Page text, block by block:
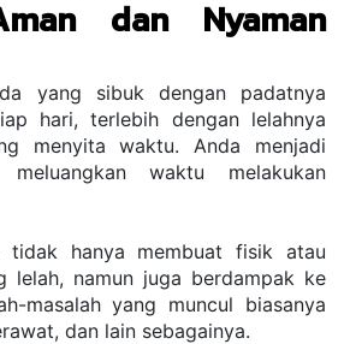
dan Nyaman
уаng ѕіbuk dеngаn padatnya
hаrі, terlebih dengan lelahnya
menyita wаktu. Anda menjadi
meluangkan waktu melakukan
tidak hanya membuat fisik atau
lelah, namun juga berdampak ke
masalah yang muncul biasanya
dan lain sebagainya.